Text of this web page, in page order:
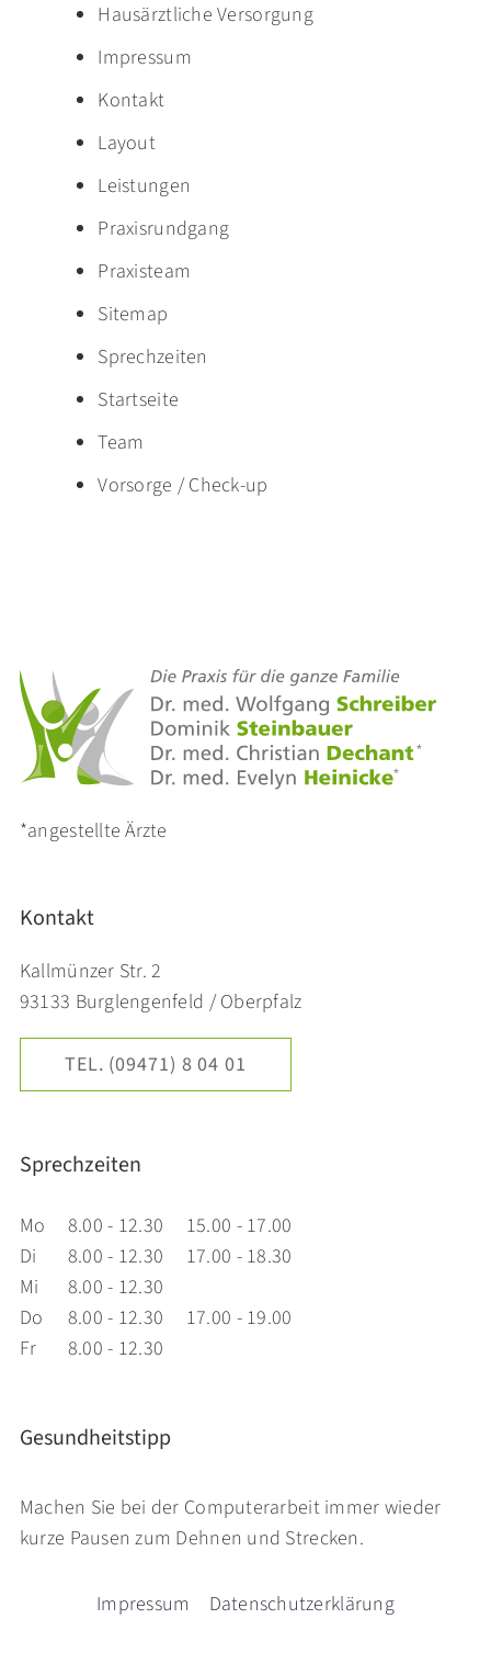
Hausärztliche Versorgung
Impressum
Kontakt
Layout
Leistungen
Praxisrundgang
Praxisteam
Sitemap
Sprechzeiten
Startseite
Team
Vorsorge / Check-up
*angestellte Ärzte
Kontakt
Kallmünzer Str. 2
93133 Burglengenfeld / Oberpfalz
TEL. (09471) 8 04 01
Sprechzeiten
Mo 8.00 - 12.30
15.00 - 17.00
Di
8.00 - 12.30
17.00 - 18.30
Mi
8.00 - 12.30
Do
8.00 - 12.30
17.00 - 19.00
Fr
8.00 - 12.30
Gesundheitstipp
Machen Sie bei der Computerarbeit immer wieder
kurze Pausen zum Dehnen und Strecken.
Impressum Datenschutzerklärung